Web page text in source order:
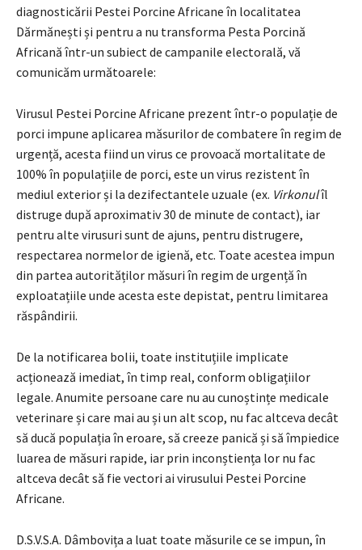
diagnosticării Pestei Porcine Africane în localitatea
Dărmănești și pentru a nu transforma Pesta Porcină
Africană într-un subiect de campanile electorală, vă
comunicăm următoarele:
Virusul Pestei Porcine Africane prezent într-o populație de
porci impune aplicarea măsurilor de combatere în regim de
urgență, acesta fiind un virus ce provoacă mortalitate de
100% în populațiile de porci, este un virus rezistent în
mediul exterior și la dezifectantele uzuale (ex. Virkonulîl
distruge după aproximativ 30 de minute de contact), iar
pentru alte virusuri sunt de ajuns, pentru distrugere,
respectarea normelor de igienă, etc. Toate acestea impun
din partea autorităților măsuri în regim de urgență în
exploatațiile unde acesta este depistat, pentru limitarea
răspândirii.
De la notificarea bolii, toate instituțiile implicate
acționează imediat, în timp real, conform obligațiilor
legale. Anumite persoane care nu au cunoștințe medicale
veterinare și care mai au și un alt scop, nu fac altceva decât
să ducă populația în eroare, să creeze panică și să împiedice
luarea de măsuri rapide, iar prin inconștiența lor nu fac
altceva decât să fie vectori ai virusului Pestei Porcine
Africane.
D.S.V.S.A. Dâmbovița a luat toate măsurile ce se impun, în